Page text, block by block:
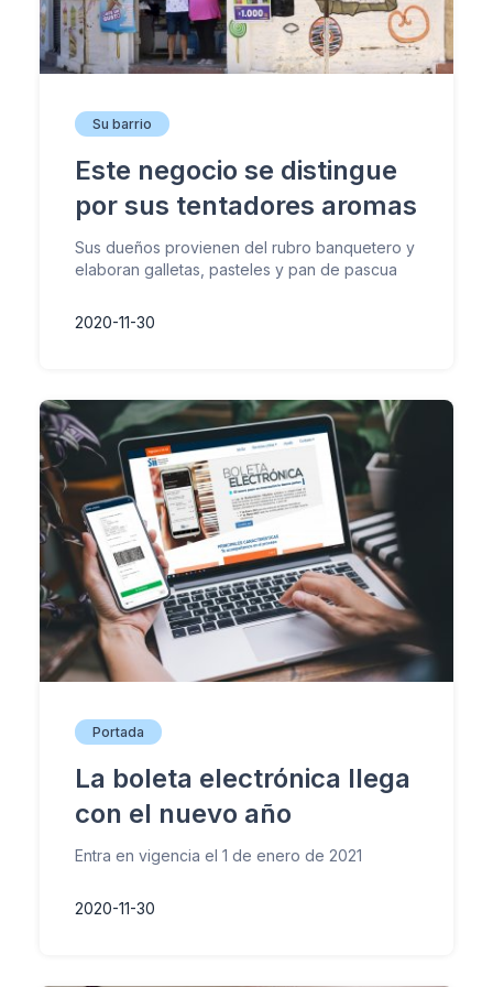
Su barrio
Este negocio se distingue
por sus tentadores aromas
Sus dueños provienen del rubro banquetero y
elaboran galletas, pasteles y pan de pascua
2020-11-30
Portada
La boleta electrónica llega
con el nuevo año
Entra en vigencia el 1 de enero de 2021
2020-11-30